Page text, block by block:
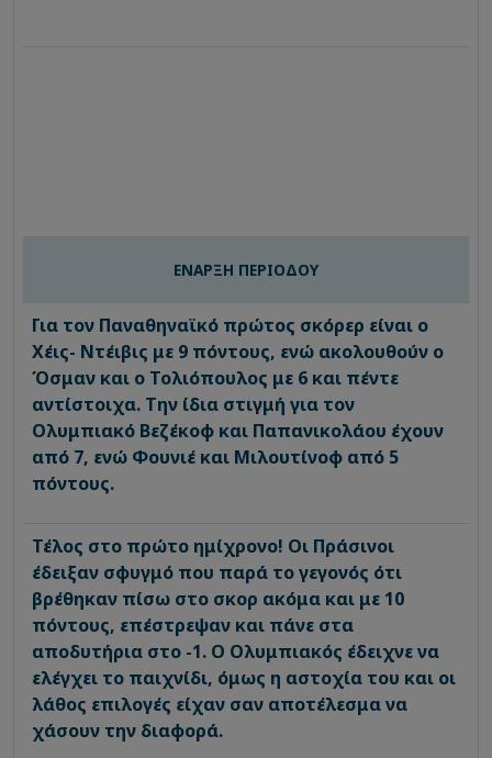
ΕΝΑΡΞΗ ΠΕΡΙΟΔΟΥ
Για τον Παναθηναϊκό πρώτος σκόρερ είναι ο
Χέις- Ντέιβις με 9 πόντους, ενώ ακολουθούν ο
Όσμαν και ο Τολιόπουλος με 6 και πέντε
αντίστοιχα. Την ίδια στιγμή για τον
Ολυμπιακό Βεζέκοφ και Παπανικολάου έχουν
από 7, ενώ Φουνιέ και Μιλουτίνοφ από 5
πόντους.
Τέλος στο πρώτο ημίχρονο! Οι Πράσινοι
έδειξαν σφυγμό που παρά το γεγονός ότι
βρέθηκαν πίσω στο σκορ ακόμα και με 10
πόντους, επέστρεψαν και πάνε στα
αποδυτήρια στο -1. Ο Ολυμπιακός έδειχνε να
ελέγχει το παιχνίδι, όμως η αστοχία του και οι
λάθος επιλογές είχαν σαν αποτέλεσμα να
χάσουν την διαφορά.